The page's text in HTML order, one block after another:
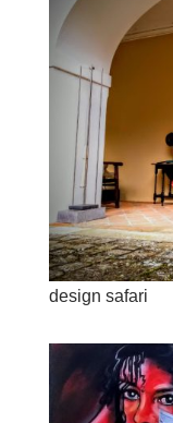
design safari